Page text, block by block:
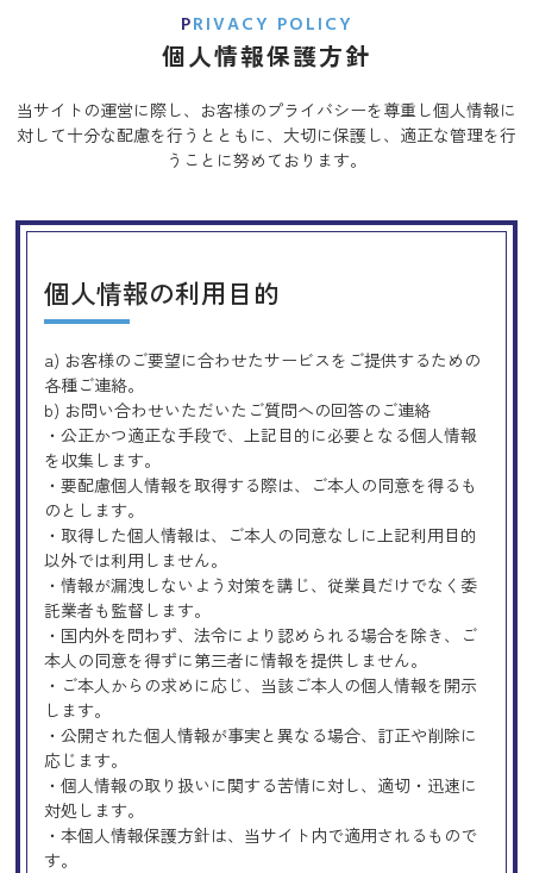
PRIVACY POLICY
個人情報保護方針
当サイトの運営に際し、お客様のプライバシーを尊重し個人情報に
対して十分な配慮を行うとともに、 大切に保護し、適正な管理を行
うことに努めております。
個人情報の利用目的
a) お客様のご要望に合わせたサービスをご提供するための
各種ご連絡。
b) お問い合わせいただいたご質問への回答のご連絡
・公正かつ適正な手段で、上記目的に必要となる個人情報
を収集します。
・要配慮個人情報を取得する際は、ご本人の同意を得るも
のとします。
・取得した個人情報は、ご本人の同意なしに上記利用目的
以外では利用しません。
・情報が漏洩しないよう対策を講じ、従業員だけでなく委
託業者も監督します。
・国内外を問わず、法令により認められる場合を除き、ご
本人の同意を得ずに第三者に情報を提供しません。
・ご本人からの求めに応じ、当該ご本人の個人情報を開示
します。
・公開された個人情報が事実と異なる場合、訂正や削除に
応じます。
・個人情報の取り扱いに関する苦情に対し、適切・迅速に
対処します。
・本個人情報保護方針は、当サイト内で適用されるもので
す。